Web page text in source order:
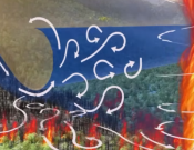
kao i pripremu
radio na baterije
korištenje
bi se ostalo informiran
drugih smetnji.